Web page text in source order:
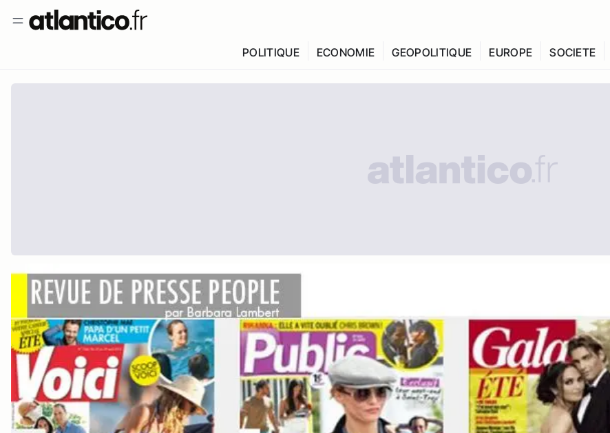
POLITIQUE ECONOMIE GEOPOLITIQUE EUROPE SOCIETE